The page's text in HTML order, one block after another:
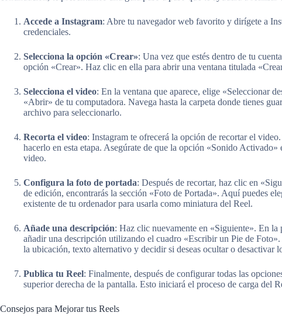
Accede a Instagram: Abre tu navegador web favorito y dirígete a
credenciales.
Selecciona la opción «Crear»: Una vez que estés dentro de tu
opción «Crear». Haz clic en ella para abrir una ventana titulada
Selecciona el video: En la ventana que aparece, elige «Seleccionar
«Abrir» de tu computadora. Navega hasta la carpeta donde tienes
archivo para seleccionarlo.
Recorta el video: Instagram te ofrecerá la opción de recortar el
hacerlo en esta etapa. Asegúrate de que la opción «Sonido
video.
Configura la foto de portada: Después de recortar, haz clic en
de edición, encontrarás la sección «Foto de Portada». Aquí puedes
existente de tu ordenador para usarla como miniatura del Reel.
Añade una descripción: Haz clic nuevamente en «Siguiente». En
añadir una descripción utilizando el cuadro «Escribir un Pie de
la ubicación, texto alternativo y decidir si deseas ocultar o desactivar
Publica tu Reel: Finalmente, después de configurar todas las
superior derecha de la pantalla. Esto iniciará el proceso de carga del
Consejos para Mejorar tus Reels